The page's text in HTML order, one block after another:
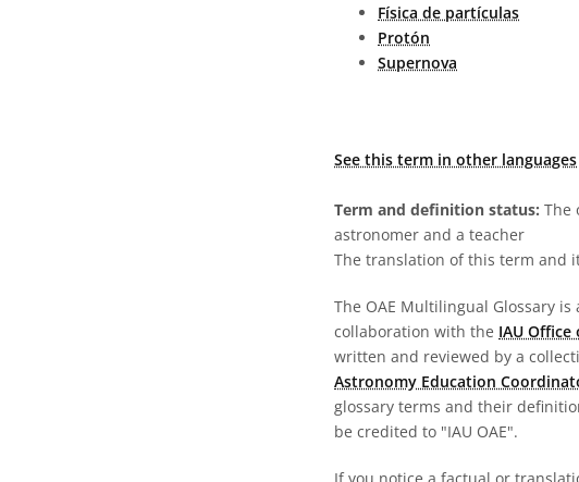
Física de partículas
Protón
Supernova
See this term in other languages
Term and definition status: The
astronomer and a teacher
The translation of this term and
The OAE Multilingual Glossary is
collaboration with the IAU
written and reviewed by a
Astronomy Education
glossary terms and their
be credited to "IAU OAE".